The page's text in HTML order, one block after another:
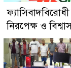
নিরপেক্ষ ও